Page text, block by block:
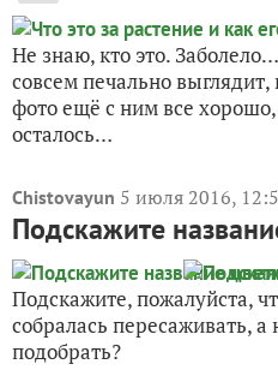
Не знаю, кто это.
совсем печально
фото ещё с ним все хорошо,
осталось…
Chistovayun 5 июля 2016,
Подскажите
Подскажите, пожалуйста,
собралась пересаживать,
подобрать?